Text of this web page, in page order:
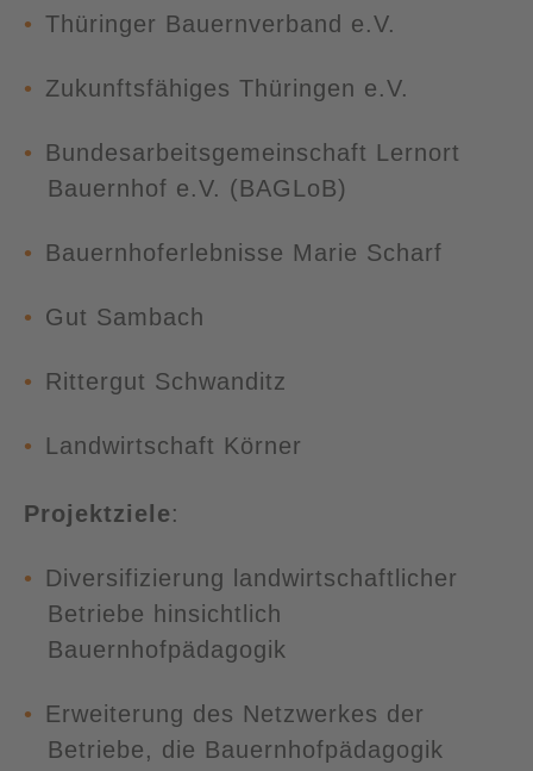
Thüringer Bauernverband e.V.
Zukunftsfähiges Thüringen e.V.
Bundesarbeitsgemeinschaft Lernort
Bauernhof e.V. (BAGLoB)
Bauernhoferlebnisse Marie Scharf
Gut Sambach
Rittergut Schwanditz
Landwirtschaft Körner
Projektziele:
Diversifizierung landwirtschaftlicher
Betriebe hinsichtlich
Bauernhofpädagogik
Erweiterung des Netzwerkes der
Betriebe, die Bauernhofpädagogik